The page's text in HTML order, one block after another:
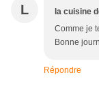
L la cuisine
Comme je
Bonne
Répondre